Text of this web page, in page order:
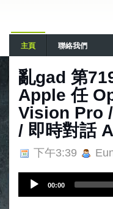
主頁 聯絡我們
亂‌‌‌gad‌‌‌ ‌‌‌‌‌第‌‌‌
Apple 任
Vision Pro
/ 即時對話
下午3:39
00:00